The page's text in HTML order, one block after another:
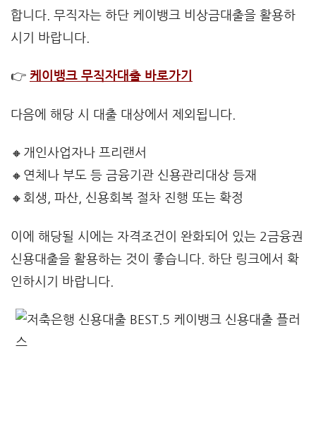
합니다. 무직자는 하단 케이뱅크 비상금대출을 활용하
시기 바랍니다.
👉 케이뱅크 무직자대출 바로가기
다음에 해당 시 대출 대상에서 제외됩니다.
🔸개인사업자나 프리랜서
🔸연체나 부도 등 금융기관 신용관리대상 등재
🔸회생, 파산, 신용회복 절차 진행 또는 확정
이에 해당될 시에는 자격조건이 완화되어 있는 2금융권
신용대출을 활용하는 것이 좋습니다. 하단 링크에서 확
인하시기 바랍니다.